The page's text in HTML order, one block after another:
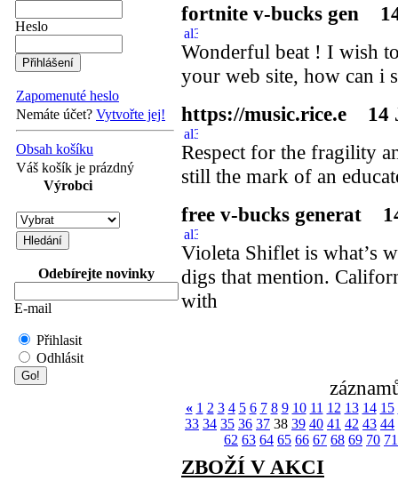
Heslo
Zapomenuté heslo
Nemáte účet? Vytvořte jej!
Obsah košíku
Váš košík je prázdný
Výrobci
Odebírejte novinky
E-mail
Přihlasit
Odhlásit
fortnite v-bucks gen
Wonderful beat ! I wish
your web site, how can i
https://music.rice.e
14
Respect for the fragility
still the mark of an
free v-bucks generat
Violeta Shiflet is what’s
digs that mention.
with
« 1 2 3 4 5 6 7 8 9 10 11 12 13 14 15
33 34 35 36 37 38 39 40 41 42 43 44
62 63 64 65 66 67 68 69 70 71
ZBOŽÍ V AKCI